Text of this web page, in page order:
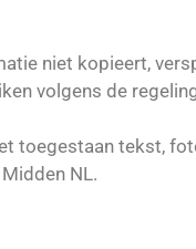
niet kopieert,
volgens de
toegestaan tekst,
NL.